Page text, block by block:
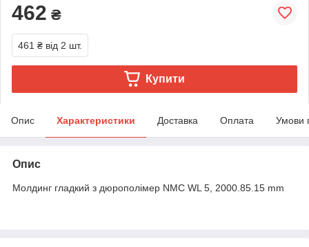
462 ₴
461 ₴ від 2 шт.
Купити
Опис Характеристики Доставка Оплата Умови
Опис
Молдинг гладкий з дюрополімер NMC WL 5, 2000.85.15 mm